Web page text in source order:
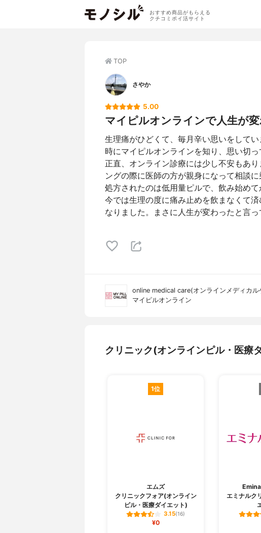
おすすめ商品がもらえる
クチコミポイ活サイト
TOP
さやか
5.00
マイピルオンラインで人生が変
生理痛がひどくて、毎月辛い思いをして
時にマイピルオンラインを知り、思い切
正直、オンライン診療には少し不安もあ
ングの際に医師の方が親身になって相談
処方されたのは低用量ピルで、飲み始め
今では生理の度に痛み止めを飲まなくて
なりました。まさに人生が変わったと言っ
online medical care(オンラインメディカル
マイピルオンライン
クリニック(オンラインピル・医療
1位
エムズ
クリニックフォア(オンライン
ピル・医療ダイエット)
3.15(16)
¥0
エミナルク